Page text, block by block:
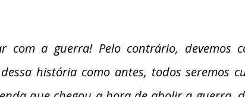
com a guerra! Pelo contrário, devemos
história como antes, todos seremos